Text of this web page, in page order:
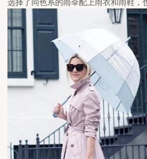
选择了同色系的雨伞配上雨衣和雨鞋，